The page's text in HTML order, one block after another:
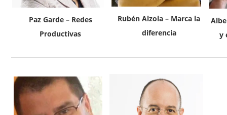
Paz Garde – Redes
Productivas
Rubén Alzola – Marca la
diferencia
y